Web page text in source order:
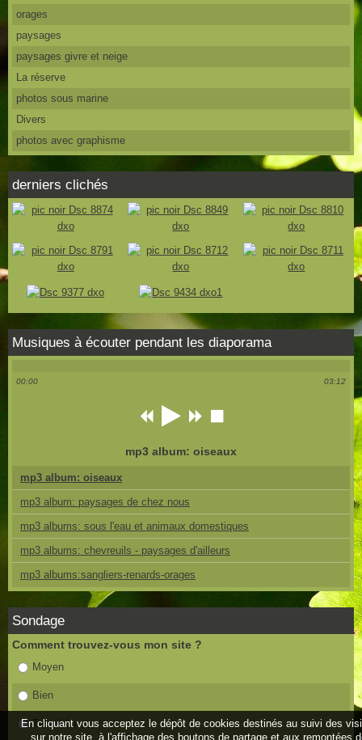
orages
paysages
paysages givre et neige
La réserve
photos sous marine
Divers
photos avec graphisme
derniers clichés
Musiques à écouter pendant les diaporama
00:00 03:12
mp3 album: oiseaux
mp3 album: oiseaux
mp3 album: paysages de chez nous
mp3 albums: sous l'eau et animaux domestiques
mp3 albums: chevreuils - paysages d'ailleurs
mp3 albums:sangliers-renards-orages
Sondage
Comment trouvez-vous mon site ?
Moyen
Bien
Très bien
En cliquant vous acceptez le dépôt de cookies destinés au suivi des
sur notre site, à l'affichage des boutons de partage et aux remontées